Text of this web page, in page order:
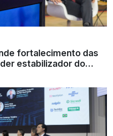
fortalecimento das
estabilizador do